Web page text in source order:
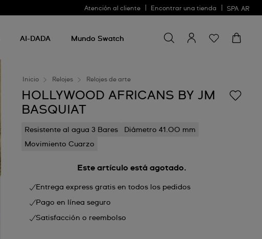
Atención al cliente Encontrar una tienda SPA AR
AI-DADA Mundo Swatch
algo
Inicio Relojes Relojes de arte
HOLLYWOOD AFRICANS BY JM
BASQUIAT
Resistente al agua 3 Bares
Diámetro 41.00 mm
Movimiento Cuarzo
Este artículo está agotado.
Entrega express gratis en todos los pedidos
Pago en línea seguro
Satisfacción o reembolso